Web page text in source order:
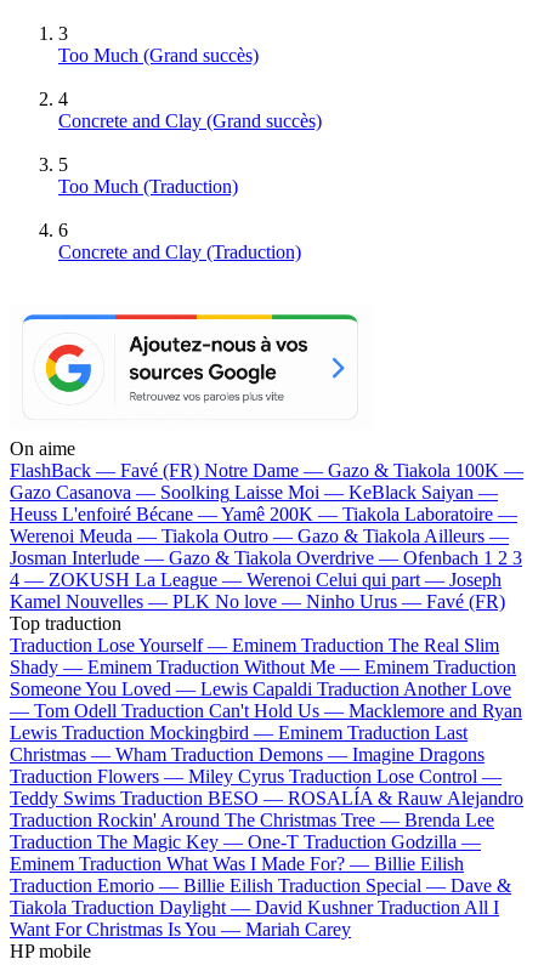
3
Too Much (Grand succès)
4
Concrete and Clay (Grand succès)
5
Too Much (Traduction)
6
Concrete and Clay (Traduction)
On aime
FlashBack — Favé (FR) Notre Dame — Gazo & Tiakola 100K —
Gazo Casanova — Soolking Laisse Moi — KeBlack Saiyan —
Heuss L'enfoiré Bécane —Yamê 200K — Tiakola Laboratoire —
Werenoi Meuda — Tiakola Outro — Gazo & Tiakola Ailleurs —
Josman Interlude — Gazo & Tiakola Overdrive — Ofenbach 1 2 3
4 — ZOKUSH La League — Werenoi Celui qui part — Joseph
Kamel Nouvelles — PLK No love — Ninho Urus — Favé (FR)
Top traduction
Traduction Lose Yourself — Eminem Traduction The Real Slim
Shady — Eminem Traduction Without Me — Eminem Traduction
Someone You Loved — Lewis Capaldi Traduction Another Love
— Tom Odell Traduction Can't Hold Us — Macklemore and Ryan
Lewis Traduction Mockingbird — Eminem Traduction Last
Christmas — Wham Traduction Demons — Imagine Dragons
Traduction Flowers — Miley Cyrus Traduction Lose Control —
Teddy Swims Traduction BESO — ROSALÍA & Rauw Alejandro
Traduction Rockin' Around The Christmas Tree — Brenda Lee
Traduction The Magic Key — One-T Traduction Godzilla —
Eminem Traduction What Was I Made For? — Billie Eilish
Traduction Emorio — Billie Eilish Traduction Special — Dave &
Tiakola Traduction Daylight — David Kushner Traduction All I
Want For Christmas Is You — Mariah Carey
HP mobile